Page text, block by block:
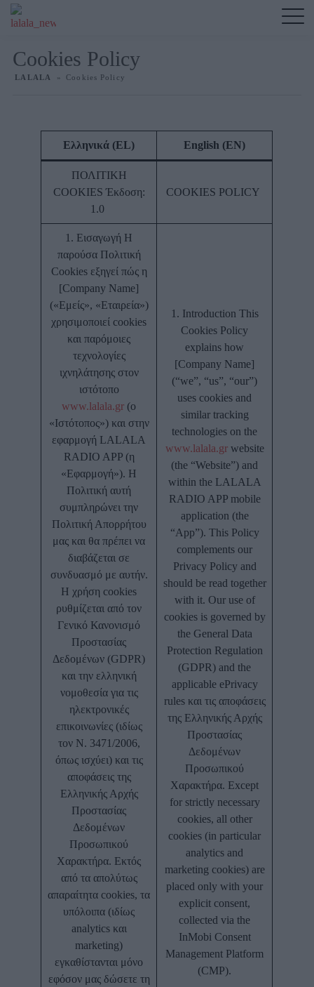
Cookies Policy
LALALA » Cookies Policy
Ελληνικά (EL) English (EN)
ΠΟΛΙΤΙΚΗ
COOKIES Έκδοση:
1.0
COOKIES POLICY
1. Εισαγωγή Η
παρούσα Πολιτική
Cookies εξηγεί πώς η
[Company Name]
(«Εμείς», «Εταιρεία»)
χρησιμοποιεί cookies
και παρόμοιες
τεχνολογίες
ιχνηλάτησης στον
ιστότοπο
www.lalala.gr (ο
«Ιστότοπος») και στην
εφαρμογή LALALA
RADIO APP (η
«Εφαρμογή»). Η
Πολιτική αυτή
συμπληρώνει την
Πολιτική Απορρήτου
μας και θα πρέπει να
διαβάζεται σε
συνδυασμό με αυτήν.
Η χρήση cookies
ρυθμίζεται από τον
Γενικό Κανονισμό
Προστασίας
Δεδομένων (GDPR)
και την ελληνική
νομοθεσία για τις
ηλεκτρονικές
επικοινωνίες (ιδίως
τον Ν. 3471/2006,
όπως ισχύει) και τις
αποφάσεις της
Ελληνικής Αρχής
Προστασίας
Δεδομένων
Προσωπικού
Χαρακτήρα. Εκτός
από τα απολύτως
απαραίτητα cookies, τα
υπόλοιπα (ιδίως
analytics και
marketing)
εγκαθίστανται μόνο
εφόσον μας δώσετε τη
1. Introduction This
Cookies Policy
explains how
[Company Name]
(“we”, “us”, “our”)
uses cookies and
similar tracking
technologies on the
www.lalala.grwebsite
(the “Website”) and
within the LALALA
RADIO APP mobile
application (the
“App”). This Policy
complements our
Privacy Policy and
should be read together
with it. Our use of
cookies is governed by
the General Data
Protection Regulation
(GDPR) and the
applicable ePrivacy
rules και τις αποφάσεις
της Ελληνικής Αρχής
Προστασίας
Δεδομένων
Προσωπικού
Χαρακτήρα. Except
for strictly necessary
cookies, all other
cookies (in particular
analytics and
marketing cookies) are
placed only with your
explicit consent,
collected via the
InMobi Consent
Management Platform
(CMP).